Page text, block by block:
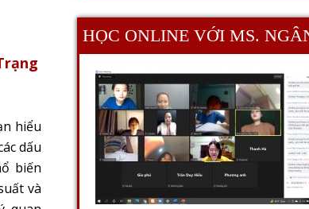
hiểu
dấu
biến
và
HỌC ONLINE VỚI MS.